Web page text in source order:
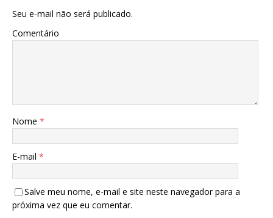
Seu e-mail não será publicado.
Comentário
Nome *
E-mail *
Salve meu nome, e-mail e site neste navegador para a
próxima vez que eu comentar.